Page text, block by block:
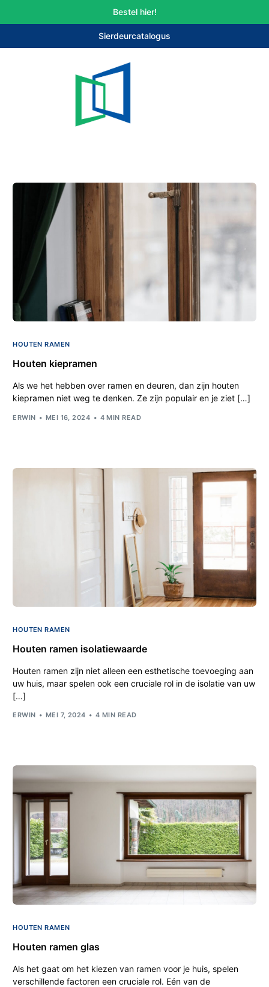
Bestel hier!
Sierdeurcatalogus
HOUTEN RAMEN
Houten kiepramen
Als we het hebben over ramen en deuren, dan zijn houten
kiepramen niet weg te denken. Ze zijn populair en je ziet […]
ERWIN MEI 16, 2024 4 MIN READ
HOUTEN RAMEN
Houten ramen isolatiewaarde
Houten ramen zijn niet alleen een esthetische toevoeging aan
uw huis, maar spelen ook een cruciale rol in de isolatie van uw
[…]
ERWIN MEI 7, 2024 4 MIN READ
HOUTEN RAMEN
Houten ramen glas
Als het gaat om het kiezen van ramen voor je huis, spelen
verschillende factoren een cruciale rol. Eén van de